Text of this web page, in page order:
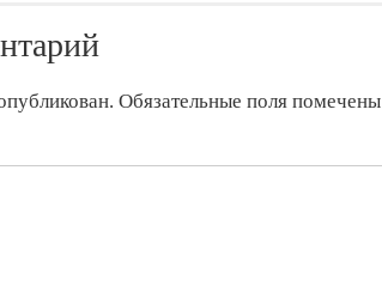
Обязательные поля помечены